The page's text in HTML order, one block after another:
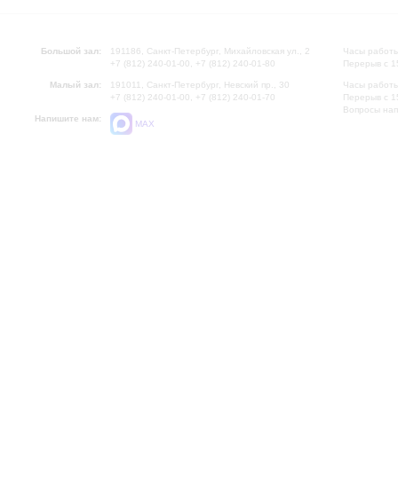
Большой зал:
191186, Санкт-Петербург, Михайловская ул., 2
+7 (812) 240-01-00, +7 (812) 240-01-80
Малый зал:
191011, Санкт-Петербург, Невский пр., 30
+7 (812) 240-01-00, +7 (812) 240-01-70
Напишите нам:
MAX
Часы
Перерыв с
Часы
Перерыв с
Вопросы